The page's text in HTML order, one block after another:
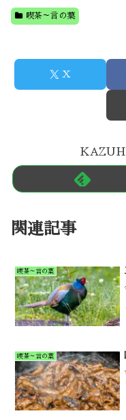
喫茶～言の葉
X
関連記事
喫茶～言の葉
喫茶～言の葉